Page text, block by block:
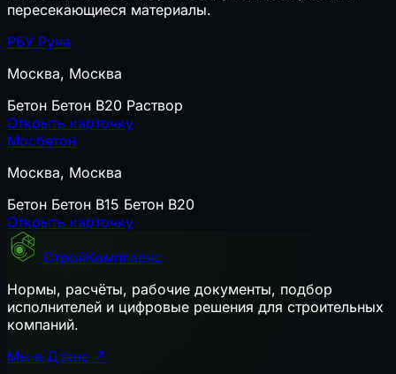
пересекающиеся материалы.
РБУ Руна
Москва, Москва
Бетон Бетон B20 Раствор
Открыть карточку
Мосбетон
Москва, Москва
Бетон Бетон B15 Бетон B20
Открыть карточку
СтройКомплаенс
Нормы, расчёты, рабочие документы, подбор
исполнителей и цифровые решения для строительных
компаний.
Мы в Дзене ↗